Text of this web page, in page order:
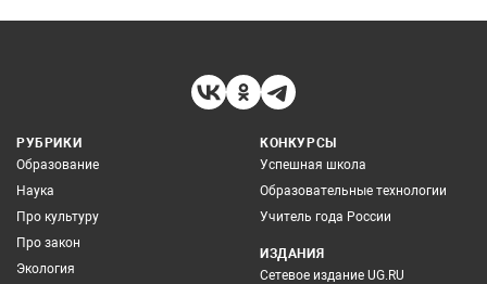
РУБРИКИ
Образование
Наука
Про культуру
Про закон
Экология
КОНКУРСЫ
Успешная школа
Образовательные технологии
Учитель года России
ИЗДАНИЯ
Сетевое издание UG.RU